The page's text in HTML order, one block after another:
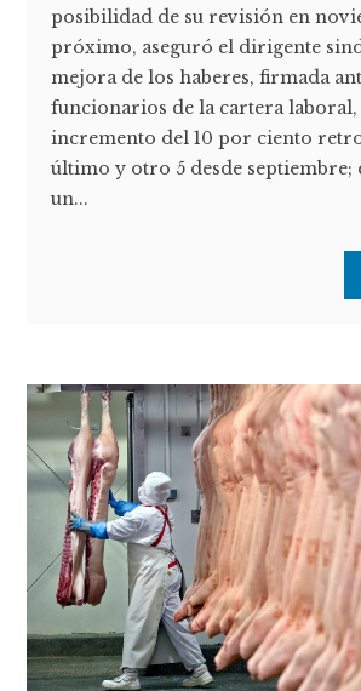
posibilidad de su revisión en
próximo, aseguró el dirigente
mejora de los haberes, firmada
funcionarios de la cartera
incremento del 10 por ciento
último y otro 5 desde septiembre;
un...